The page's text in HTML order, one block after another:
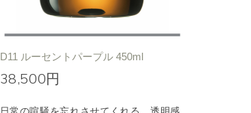
D11 ルーセントパープル 450ml
38,500円
日常の喧騒を忘れさせてくれる、透明感